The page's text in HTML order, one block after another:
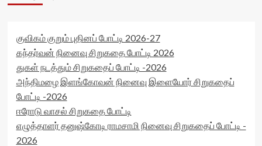
குவிகம் குறும் புதினப் போட்டி 2026-27
கந்தர்வன் நினைவு சிறுகதை போட்டி 2026
துகள் நடத்தும் சிறுகதைப் போட்டி -2026
அந்திமழை இளங்கோவன் நினைவு இளையோர் சிறுகதைப்
போட்டி -2026
ஈரோடு வாசல் சிறுகதை போட்டி
எழுத்தாளர் தனுஷ்கோடி ராமசாமி நினைவு சிறுகதைப் போட்டி -
2026